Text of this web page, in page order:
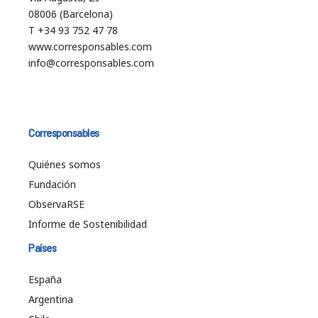
08006 (Barcelona)
T +34 93 752 47 78
www.corresponsables.com
info@corresponsables.com
Corresponsables
Quiénes somos
Fundación
ObservaRSE
Informe de Sostenibilidad
Países
España
Argentina